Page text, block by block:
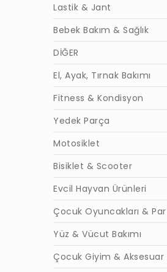
Lastik & Jant
Bebek Bakım & Sağlık
DİĞER
El, Ayak, Tırnak Bakımı
Fitness & Kondisyon
Yedek Parça
Motosiklet
Bisiklet & Scooter
Evcil Hayvan Ürünleri
Çocuk Oyuncakları &
Yüz & Vücut Bakımı
Çocuk Giyim & Aksesuar